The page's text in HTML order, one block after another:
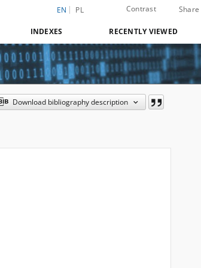
EN PL Contrast Share
INDEXES RECENTLY VIEWED
Download bibliography description